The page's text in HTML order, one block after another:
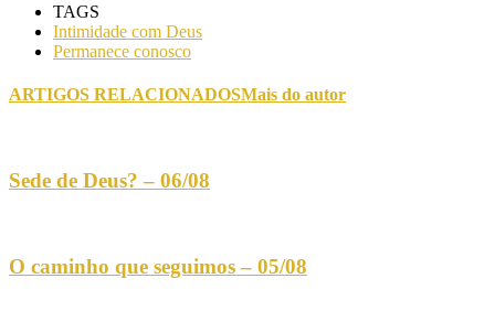
TAGS
Intimidade com Deus
Permanece conosco
ARTIGOS RELACIONADOSMais do autor
Sede de Deus? – 06/08
O caminho que seguimos – 05/08